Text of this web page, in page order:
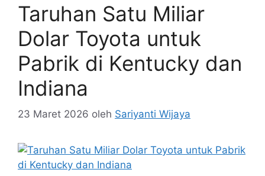
Taruhan Satu Miliar
Dolar Toyota untuk
Pabrik di Kentucky dan
Indiana
23 Maret 2026 oleh Sariyanti Wijaya